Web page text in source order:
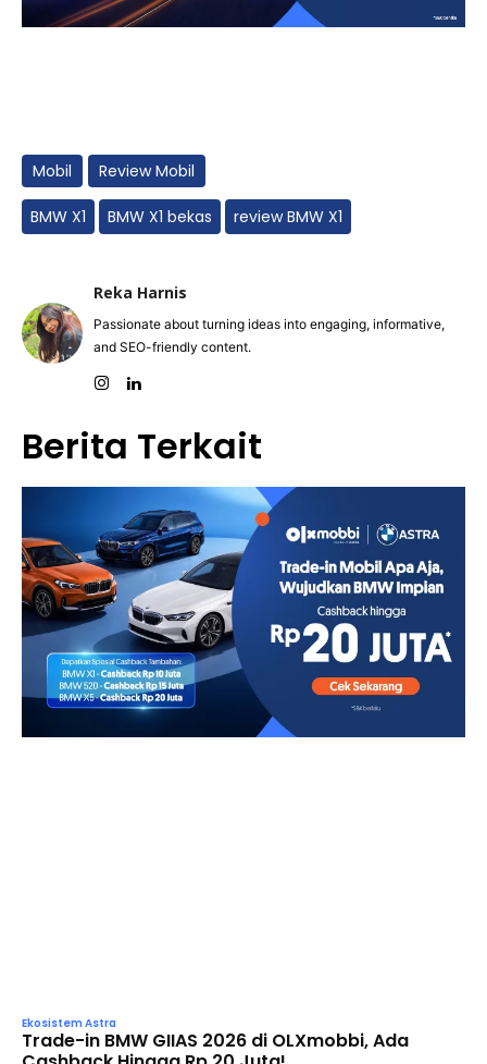
Mobil Review Mobil
BMW X1 BMW X1 bekas review BMW X1
Reka Harnis
Passionate about turning ideas into engaging, informative,
and SEO-friendly content.
Berita Terkait
Ekosistem Astra
Trade-in BMW GIIAS 2026 di OLXmobbi, Ada